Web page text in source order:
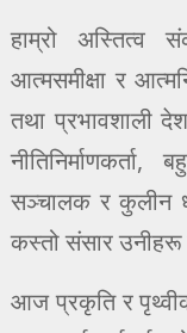
हाम्रो अस्तित्व
आत्मसमीक्षा र
तथा प्रभावशाली
सञ्चालक र कुलीन
कस्तो संसार उनीहरू
आज प्रकृति र